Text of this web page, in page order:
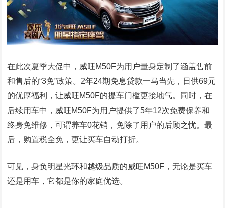
在此次夏季大促中，威旺M50F为用户量身定制了涵盖售前
和售后的“3免”政策。2年24期免息贷款一马当先，日供69元
的优厚福利，让威旺M50F的提车门槛更接地气。同时，在
后续用车中，威旺M50F为用户提供了5年12次免费保养和
终身免维修，可谓养车0花销，免除了用户的后顾之忧。最
后，购置税全免，更让买车自动打折。
可见，身负明星光环和越级品质的威旺M50F，无论是买车
还是用车，它都是你的家庭优选。